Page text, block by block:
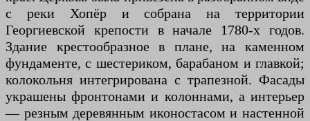
с реки Хопёр и собрана на территории
Георгиевской крепости в начале 1780-х годов.
Здание крестообразное в плане, на каменном
фундаменте, с шестериком, барабаном и главкой;
колокольня интегрирована с трапезной. Фасады
украшены фронтонами и колоннами, а интерьер
— резным деревянным иконостасом и настенной